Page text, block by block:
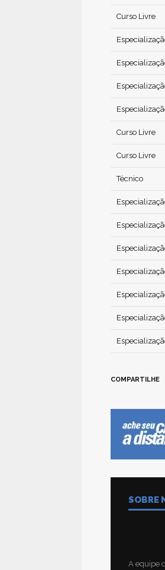
Curso Livre
Curso Livre
Curso Livre
Técnico
COMPARTILHE
SOBRE
A equipe